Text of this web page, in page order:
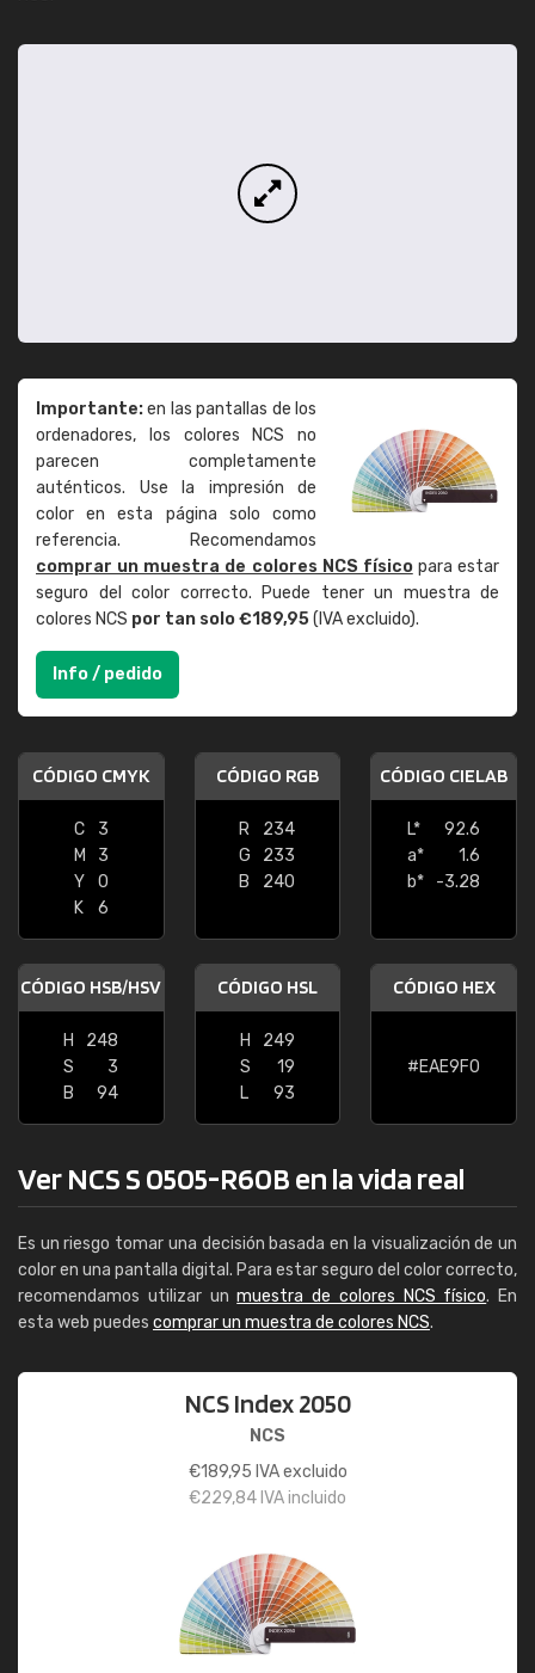
Importante:en las pantallas de los
ordenadores, los colores NCS no
parecen completamente
auténticos. Use la impresión de
color en esta página solo como
referencia. Recomendamos
comprar un muestra de colores NCS físicopara estar
seguro del color correcto. Puede tener un muestra de
colores NCS por tan solo €189,95(IVA excluido).
Info / pedido
CÓDIGO CMYK
C
3
M
3
Y
0
K
6
CÓDIGO RGB
R
234
G
233
B
240
CÓDIGO CIELAB
L*
92.6
a*
1.6
b*
-3.28
CÓDIGO HSB/HSV
H
248
S
3
B
94
CÓDIGO HSL
H
249
S
19
L
93
CÓDIGO HEX
#EAE9F0
Ver NCS S 0505-R60B en la vida real
Es un riesgo tomar una decisión basada en la visualización de un
color en una pantalla digital. Para estar seguro del color correcto,
recomendamos utilizar unmuestra de colores NCS físico. En
esta web puedes comprar un muestra de colores NCS.
NCS Index 2050
NCS
€189,95 IVA excluido
€229,84 IVA incluido